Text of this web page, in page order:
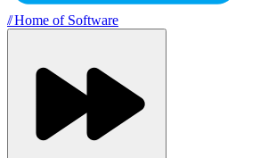
//Home of Software